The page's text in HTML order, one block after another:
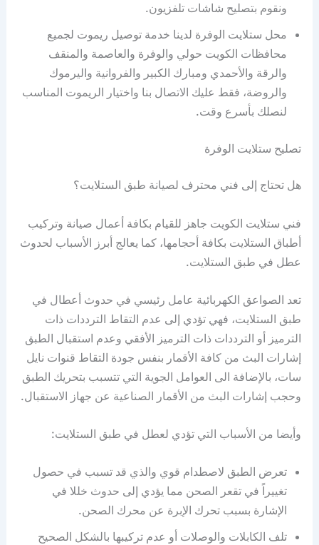
ونقوم بتصليح شاشات تلفزيون.
محل ستلايت الوفرة لدينا خدمة توصيل ريموت لجميع
محافظات الكويت حولي والوفرة والعاصمة والمنقف
والرقة والأحمدي ومبارك الكبير والفروانية واليرموك
والروضة، فقط عليك الاتصال بنا واختيار الريموت المناسب
لنصلك بأسرع وقت.
تصليح ستلايت الوفرة
هل تحتاج إلى فني محترف لصيانة طبق الستلايت؟
فني ستلايت الكويت جاهز للقيام بكافة أعمال صيانة وتركيب
أطباق الستلايت بكافة أحجامها، كما يعالج أبرز الأسباب لحدوث
عطل في طبق الستلايت.
تعد الصواعق الكهربائية عامل رئيسي في حدوث أعطال في
طبق الستلايت، فهي تؤدي إلى عدم التقاط الترددات ذات
الترميز أو الترددات ذات الترميز الأفقي وعدم استقبال الطبق
إشارات البث من كافة الأقمار بنفس جودة التقاط قنوات نايل
سات، بالإضافة الى العوامل الجوية التي تتسبب بتحريك الطبق
وحجب إشارات البث من الأقمار الصناعية عن جهاز الاستقبال.
وأيضا من الأسباب التي تؤدي لعطل في طبق الستلايت:
تعرض الطبق لاصطدام قوي والذي قد تسبب في حصول
تغييراً في تقعر الصحن مما يؤدي إلى حدوث خللا في
الإشارة بسبب تحرك الإبرة عن محرك الصحن.
تلف الكابلات والوصلات أو عدم تركيبها بالشكل الصحيح